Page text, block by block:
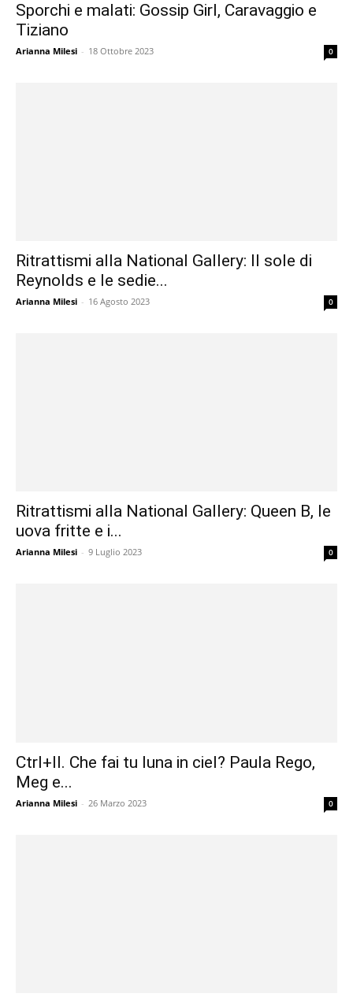
Sporchi e malati: Gossip Girl, Caravaggio e
Tiziano
Arianna Milesi - 18 Ottobre 2023 0
Ritrattismi alla National Gallery: Il sole di
Reynolds e le sedie...
Arianna Milesi - 16 Agosto 2023 0
Ritrattismi alla National Gallery: Queen B, le
uova fritte e i...
Arianna Milesi - 9 Luglio 2023 0
Ctrl+II. Che fai tu luna in ciel? Paula Rego,
Meg e...
Arianna Milesi - 26 Marzo 2023 0